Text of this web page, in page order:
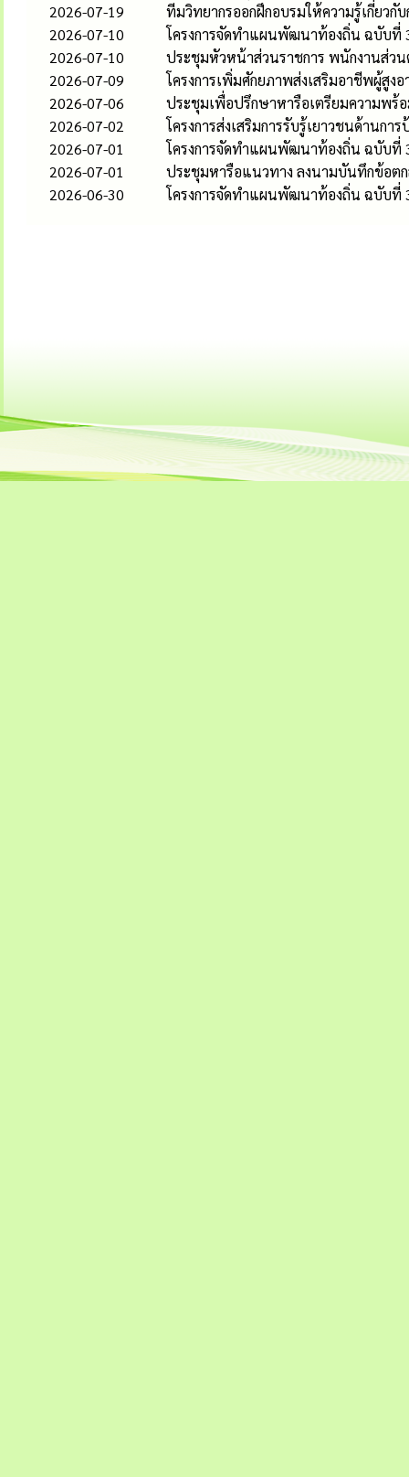
2026-07-19
ทีมวิทยากรออกฝึกอบรมให้ความรู้เกี่ยวกั
2026-07-10
โครงการจัดทำแผนพัฒนาท้องถิ่น ฉบับที่
2026-07-10
ประชุมหัวหน้าส่วนราชการ พนักงานส่ว
2026-07-09
โครงการเพิ่มศักยภาพส่งเสริมอาชีพผู้สูง
2026-07-06
ประชุมเพื่อปรึกษาหารือเตรียมความพร้
2026-07-02
โครงการส่งเสริมการรับรู้เยาวชนด้านก
2026-07-01
โครงการจัดทำแผนพัฒนาท้องถิ่น ฉบับที่
2026-07-01
ประชุมหารือแนวทาง ลงนามบันทึกข้อตก
2026-06-30
โครงการจัดทำแผนพัฒนาท้องถิ่น ฉบับที่